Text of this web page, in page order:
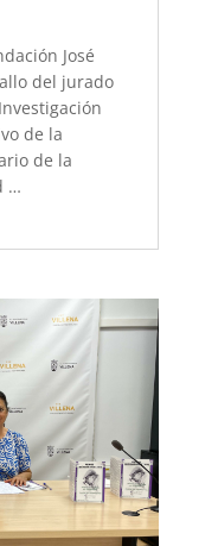
José
del jurado
de la
de la
…